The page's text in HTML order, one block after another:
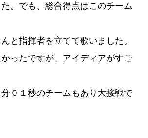
。でも、総合得点はこのチーム
と指揮者を立てて歌いました。
かったですが、アイディアがすご
分０１秒のチームもあり大接戦で